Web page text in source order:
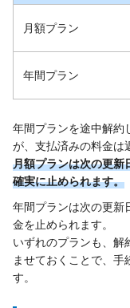
月額プラン
年間プラン
年間プランを途中解約
が、支払済みの料金は
月額プランは次の更新
確実に止められます。
年間プランは次の更新
金を止められます。
いずれのプランも、
ませておくことで、手
す。